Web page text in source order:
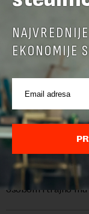
Direktoru
Kosovo:
personom non
Ministarstvo
direktora
osobom i trajno
EKONOMIJE